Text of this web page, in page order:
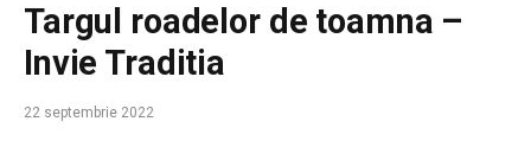
Targul roadelor de toamna –
Invie Traditia
22 septembrie 2022